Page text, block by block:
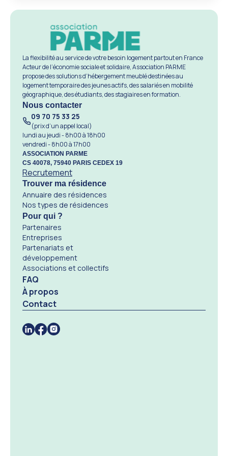
La flexibilité au service de votre besoin logement partout en France
Acteur de l’économie sociale et solidaire, Association PARME
propose des solutions d’hébergement meublé destinées au
logement temporaire des jeunes actifs, des salariés en mobilité
géographique, des étudiants, des stagiaires en formation.
Nous contacter
09 70 75 33 25
(prix d’un appel local)
lundi au jeudi - 8h00 à 18h00
vendredi - 8h00 à 17h00
ASSOCIATION PARME
CS 40078, 75940 PARIS CEDEX 19
Recrutement
Trouver ma résidence
Annuaire des résidences
Nos types de résidences
Pour qui ?
Partenaires
Entreprises
Partenariats et
développement
Associations et collectifs
FAQ
À propos
Contact